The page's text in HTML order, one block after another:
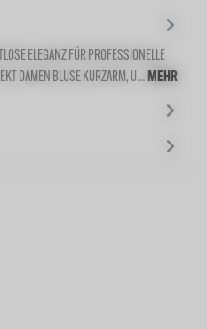
ELEGANZ FÜR PROFESSIONELLE
DAMEN BLUSE KURZARM, U…MEHR